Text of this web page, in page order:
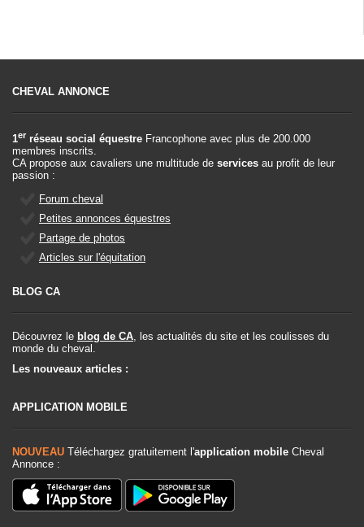
CHEVAL ANNONCE
1er réseau social équestre Francophone avec plus de 200.000
membres inscrits.
CA propose aux cavaliers une multitude de services au profit de leur
passion :
Forum cheval
Petites annonces équestres
Partage de photos
Articles sur l'équitation
BLOG CA
Découvrez le blog de CA, les actualités du site et les coulisses du
monde du cheval.
Les nouveaux articles :
APPLICATION MOBILE
NOUVEAU Téléchargez gratuitement l'application mobile Cheval
Annonce :